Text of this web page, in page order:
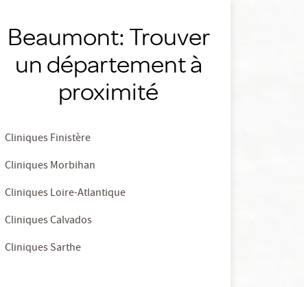
Beaumont: Trouver
un département à
proximité
Cliniques Finistère
Cliniques Morbihan
Cliniques Loire-Atlantique
Cliniques Calvados
Cliniques Sarthe